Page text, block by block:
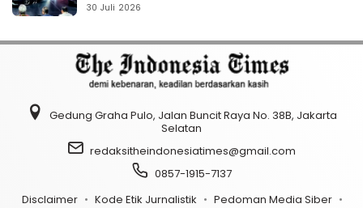
30 Juli 2026
Gedung Graha Pulo, Jalan Buncit Raya No. 38B, Jakarta
Selatan
redaksitheindonesiatimes@gmail.com
0857-1915-7137
Disclaimer
Kode Etik Jurnalistik
Pedoman Media Siber